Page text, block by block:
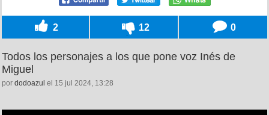
2 12 0
Todos los personajes a los que pone voz Inés de
Miguel
por dodoazul el 15 jul 2024, 13:28